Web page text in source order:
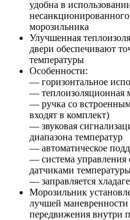
удобна в
морозильника
Улучшенная
двери обеспечивают
температуры
Особенности:
— горизонтальное
— теплоизоляционная
— ручка со
входят в комплект)
— звуковая
диапазона температур
— автоматическое
— система управления
датчиками
— заправляется
Морозильник
лучшей маневренности
передвижения внутри